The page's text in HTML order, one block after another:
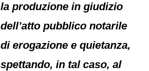
la produzione in giudizio
dell’atto pubblico notarile
di erogazione e quietanza,
spettando, in tal caso, al